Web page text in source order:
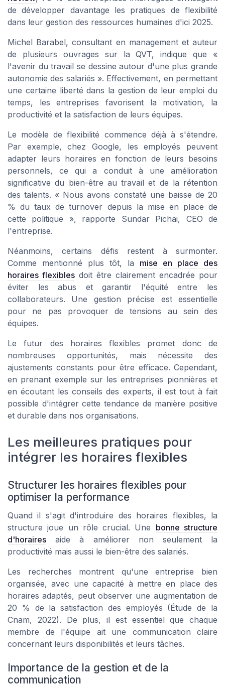
de développer davantage les pratiques de flexibilité
dans leur gestion des ressources humaines d'ici 2025.
Michel Barabel, consultant en management et auteur
de plusieurs ouvrages sur la QVT, indique que «
l'avenir du travail se dessine autour d'une plus grande
autonomie des salariés ». Effectivement, en permettant
une certaine liberté dans la gestion de leur emploi du
temps, les entreprises favorisent la motivation, la
productivité et la satisfaction de leurs équipes.
Le modèle de flexibilité commence déjà à s'étendre.
Par exemple, chez Google, les employés peuvent
adapter leurs horaires en fonction de leurs besoins
personnels, ce qui a conduit à une amélioration
significative du bien-être au travail et de la rétention
des talents. « Nous avons constaté une baisse de 20
% du taux de turnover depuis la mise en place de
cette politique », rapporte Sundar Pichai, CEO de
l'entreprise.
Néanmoins, certains défis restent à surmonter.
Comme mentionné plus tôt, la mise en place des
horaires flexibles doit être clairement encadrée pour
éviter les abus et garantir l'équité entre les
collaborateurs. Une gestion précise est essentielle
pour ne pas provoquer de tensions au sein des
équipes.
Le futur des horaires flexibles promet donc de
nombreuses opportunités, mais nécessite des
ajustements constants pour être efficace. Cependant,
en prenant exemple sur les entreprises pionnières et
en écoutant les conseils des experts, il est tout à fait
possible d'intégrer cette tendance de manière positive
et durable dans nos organisations.
Les meilleures pratiques pour
intégrer les horaires flexibles
Structurer les horaires flexibles pour
optimiser la performance
Quand il s'agit d'introduire des horaires flexibles, la
structure joue un rôle crucial. Une bonne structure
d'horaires aide à améliorer non seulement la
productivité mais aussi le bien-être des salariés.
Les recherches montrent qu'une entreprise bien
organisée, avec une capacité à mettre en place des
horaires adaptés, peut observer une augmentation de
20 % de la satisfaction des employés (Étude de la
Cnam, 2022). De plus, il est essentiel que chaque
membre de l'équipe ait une communication claire
concernant leurs disponibilités et leurs tâches.
Importance de la gestion et de la
communication